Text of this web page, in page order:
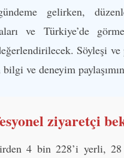
gelirken,
ve Türkiye’de
Söyleşi
ve deneyim
ziyaretçi
4 bin 228’i yerli, 28